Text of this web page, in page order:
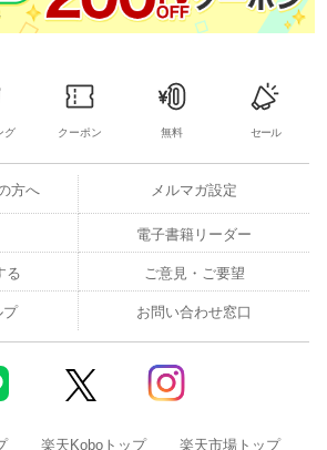
グ クーポン 無料 セール
方へ メルマガ設定
電子書籍リーダー
る ご意見・ご要望
プ お問い合わせ窓口
楽天Koboトップ 楽天市場トップ